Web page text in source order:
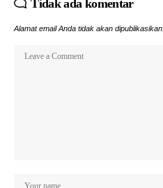
Tidak ada komentar
Alamat email Anda tidak akan dipublikasikan.